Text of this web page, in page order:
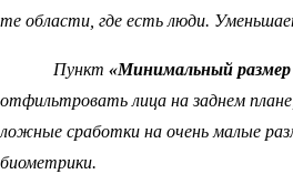
те области, где есть люди.
Пункт «Минимальный размер
отфильтровать лица на заднем
ложные сработки на очень малые
биометрики.